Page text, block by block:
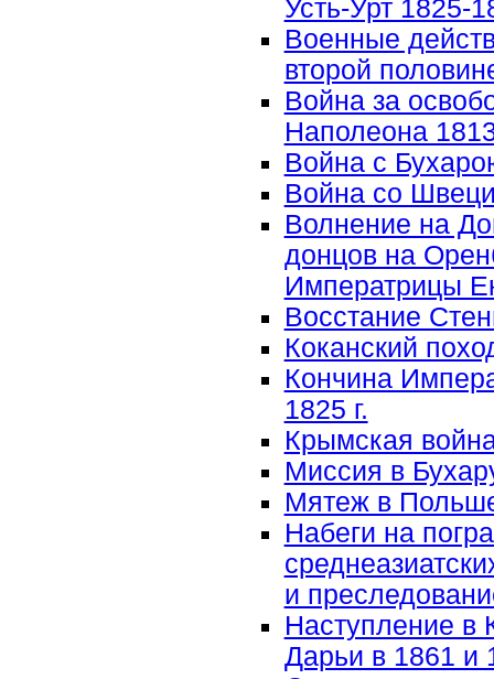
Усть-Урт 1825-
Военные
второй
Война за
Наполеона
Война с
Война со
Волнение на
донцов на
Императрицы
Восстание
Коканский
Кончина
1825 г.
Крымская
Миссия в
Мятеж в
Набеги на
и
Наступление в
Дарьи в 1861 и